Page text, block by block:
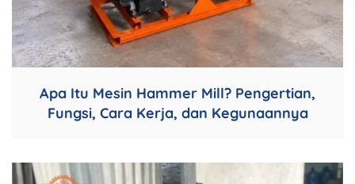
Apa Itu Mesin Hammer Mill? Pengertian,
Fungsi, Cara Kerja, dan Kegunaannya